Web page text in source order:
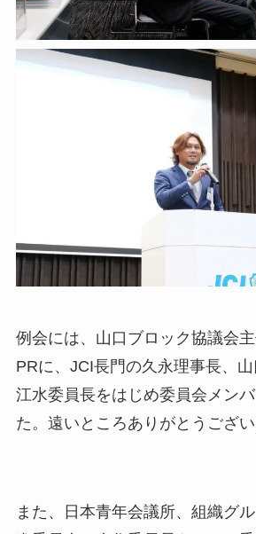
例会には、山口ブロック協議会
PRに、JCI長門の久永理事長、
江水委員長をはじめ委員会メン
た。遠いところありがとうござい
また、日本青年会議所、組織グ